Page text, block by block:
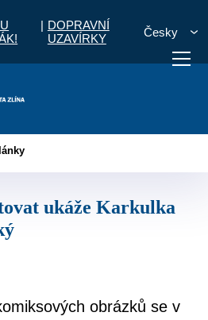
| DOPRAVNÍ
UZAVÍRKY
Česky
zaplatit
obrázků se v